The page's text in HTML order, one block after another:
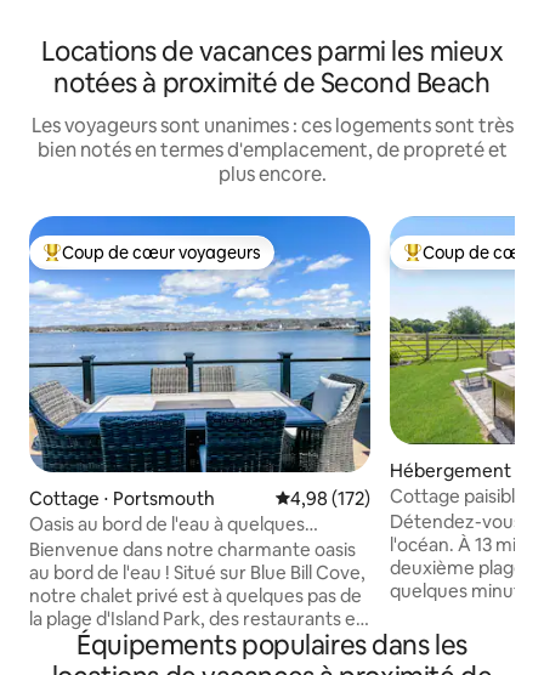
Locations de vacances parmi les mieux
notées à proximité de Second Beach
Les voyageurs sont unanimes : ces logements sont très
bien notés en termes d'emplacement, de propreté et
plus encore.
Coups de cœur voyageurs les plus appréciés
Coup de cœur voyageurs
Cottage ⋅ Portsmouth Évaluation moyenne sur la
4,98 (172)
Oasis au bord de l'eau à quelques
minutes de Newport avec jacuzzi !
Bienvenue dans notre charmante oasis
au bord de l'eau ! Situé sur Blue Bill Cove,
notre chalet privé est à quelques pas de
la plage d'Island Park, des restaurants et
des attractions locales. Promenez-vous
sur Park Ave pour déguster des glaces
Coups de cœur
Coup de cœur
Hébergement ⋅
Cottage paisible à
quelques pas de
Détendez-vous
l'océan. À 13
deuxième plage
quelques
rafraîchie et
cadre de la ferme
Équipements populaires dans les